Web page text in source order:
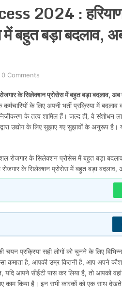
2024 :
बहुत बड़ा बदलाव,
0 Comments
के सिलेक्शन प्रोसेस में बहुत बड़ा बदलाव, अब
के लिए अपनी भर्ती प्रक्रिया में
के तत्व शामिल हैं। जल्द ही, वे संशोधन
उद्योग के लिए सुझाए गए सुझावों के अनुरूप है।
के सिलेक्शन प्रोसेस में बहुत बड़ा बदलाव,
प्रक्रिया सही लोगों को चुनने के लिए विभिन्न
कमाता है, आपकी उम्र कितनी है, आप अपने
यदि आपने सीईटी पास कर लिया है, तो आपको
किया है। इन सभी कारकों को एक साथ देखते